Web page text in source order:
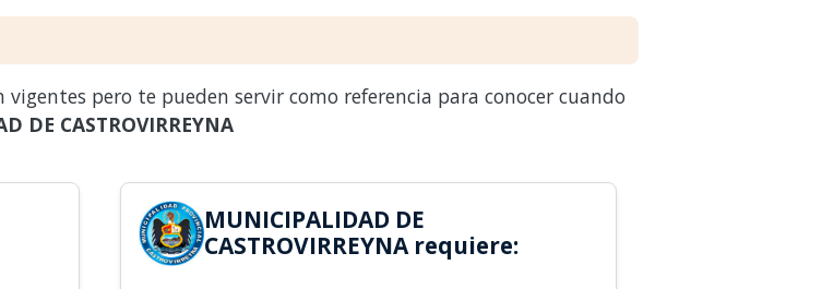
pero te pueden servir como referencia para conocer cuando
DE CASTROVIRREYNA
MUNICIPALIDAD DE
CASTROVIRREYNA requiere: